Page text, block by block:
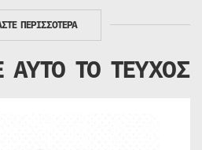
ΠΕΡΙΣΣΟΤΕΡΑ
ΑΥΤΟ ΤΟ ΤΕΥΧΟΣ